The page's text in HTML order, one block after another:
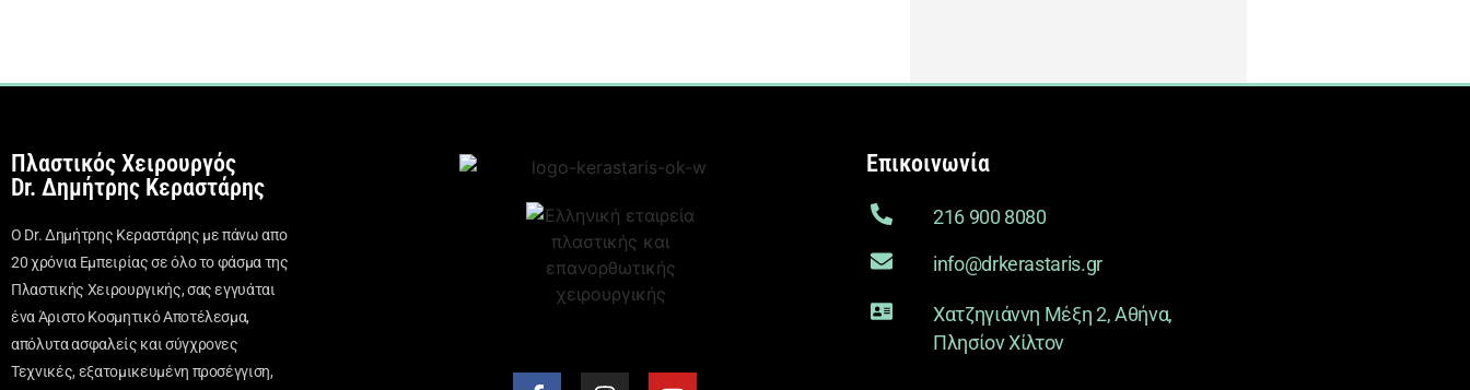
Πλαστικός Χειρουργός
Dr. Δημήτρης Κεραστάρης
Ο Dr. Δημήτρης Κεραστάρης με πάνω απο
20 χρόνια Εμπειρίας σε όλο το φάσμα της
Πλαστικής Χειρουργικής, σας εγγυάται
ένα Άριστο Κοσμητικό Αποτέλεσμα,
απόλυτα ασφαλείς και σύγχρονες
Τεχνικές, εξατομικευμένη προσέγγιση,
Επικοινωνία
216 900 8080
info@drkerastaris.gr
Χατζηγιάννη Μέξη 2, Αθήνα,
Πλησίον Χίλτον